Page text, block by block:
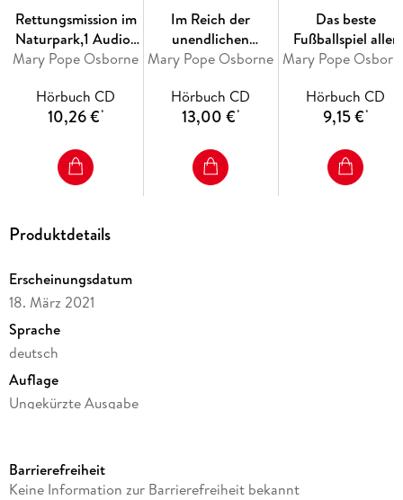
Rettungsmission im
Naturpark,1 Audio-
CD
Mary Pope Osborne
Hörbuch CD
10,26 €*
Im Reich der
unendlichen
Gefahren (Das
)
Mary Pope Osborne
Hörbuch CD
13,00 €*
Das beste
Fußballspiel aller
Zeiten,1 Audio-CD
Mary Pope
Hörbuch CD
9,15 €*
Produktdetails
Erscheinungsdatum
18. März 2021
Sprache
deutsch
Auflage
Ungekürzte Ausgabe
Laufzeit
Barrierefreiheit
Keine Information zur Barrierefreiheit bekannt